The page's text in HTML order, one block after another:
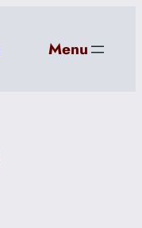
Menu